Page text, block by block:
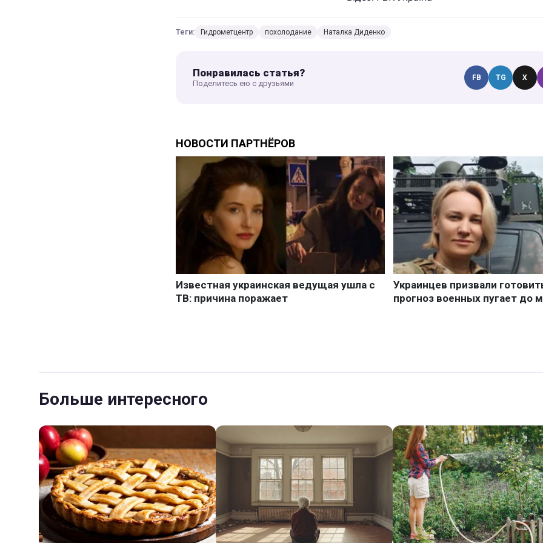
Теги: Гидрометцентр похолодание Наталка Диденко
Понравилась статья?
Поделитесь ею с друзьями
FB TG X
Больше интересного